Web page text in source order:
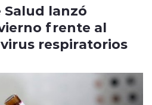
Salud lanzó
frente al
respiratorios